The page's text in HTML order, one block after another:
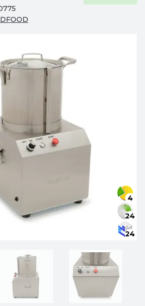
4
24
24